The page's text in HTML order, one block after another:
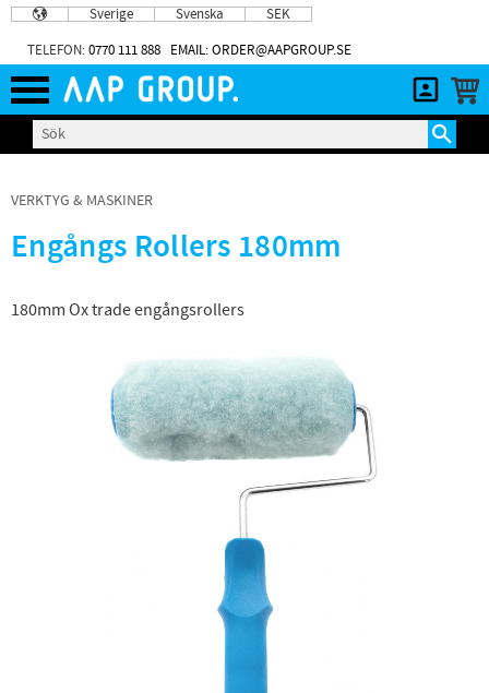
Meny
Sverige Svenska SEK
TELEFON:0770 111 888 EMAIL: ORDER@AAPGROUP.SE
VERKTYG & MASKINER
Engångs Rollers 180mm
180mm Ox trade engångsrollers